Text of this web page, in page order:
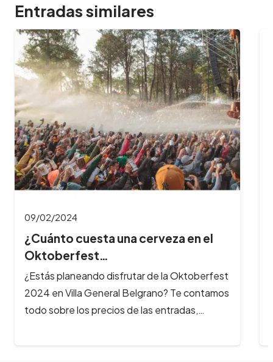
Entradas similares
09/02/2024
¿Cuánto cuesta una cerveza en el
Oktoberfest…
¿Estás planeando disfrutar de la Oktoberfest
2024 en Villa General Belgrano? Te contamos
todo sobre los precios de las entradas,…